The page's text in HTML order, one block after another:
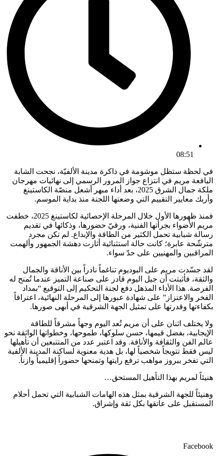
08:51
في لحظة ستظل موشومة في ذاكرة مدينة الألفيّة، نجحت الشابة
اليافعة مريم في انتزاع جواز المرور الرسمي إلى نهائيات مهرجان
ملكة جمال الشرق 2025، بعد أداء مبهر أشعل منصّة الكاستينغ
وأربك معايير التقييم التي وضعتها اللجنة منذ بداية الموسم.
فمنذ ظهورها الأول خلال المرحلة الإحصائية لكاستينغ 2025، خطفت
مريم الأضواء بجرأتها الفنية، ورقيّ حضورها، وذكائها في تقديم
رسالة شبابية تحمل الكثير من الطاقة والإبداع. لم تكن مجرد
مترشّحة عابرة؛ كانت حالة استثنائية أثارت دهشة الجمهور وألهمت
المراقبين والمهنيين على حدّ سواء.
لقد جسّدت مريم على البوديوم تناغماً نادراً بين الأناقة والجمال
والثقة، فأثبتت أن جيل اليوم قادر على صناعة التميز عندما تُمنح له
الفرصة. هذا الأداء المذهل دفع لجنة التحكيم إلى التوقيع “بمداد
الفخر والاعتزاز” على شهادة عبورها إلى المرحلة النهائية، اعترافاً
بكفاءتها وقدرتها على تمثيل الجهة الشرقية في أبهى صورها.
ولا يختلف اثنان على أن مريم تُعد اليوم وجهاً مشرقاً للطاقة
الإيجابية، بفضل قيمها، حسن سلوكها، طموحها، وخطواتها الواثقة نحو
عالم الفن والثقافة والأناقة. وقد اعتبر عدد من المتتبعين أن تأهيلها
ليس فقط تتويجاً شخصياً لها، بل هدية معنوية لساكنة المدينة الألفية
التي تفخر ببروز مواهب ترفع رايتها وتمنحها حضوراً إقليمياً وازناً.
هنيئاً لمريم بهذا التأهيل المستحق…
وهنيئاً للجهة الشرقية بمثل هذه الهامات الشبابية التي تحمل أحلام
المستقبل على عاتقها بكل ثقة وإشراق.
Facebook